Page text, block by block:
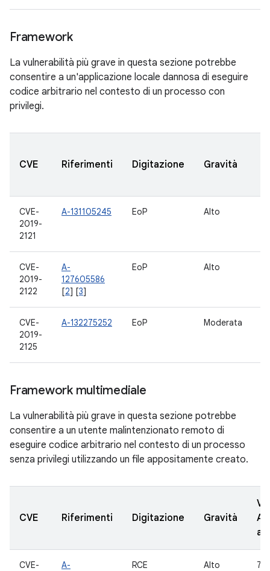
Framework
La vulnerabilità più grave in questa sezione potrebbe
consentire a un'applicazione locale dannosa di eseguire
codice arbitrario nel contesto di un processo con
privilegi.
CVE Riferimenti Digitazione Gravità
CVE-
2019-
2121
A-131105245 EoP Alto
CVE-
2019-
2122
A-
127605586
[2] [3]
EoP Alto
CVE-
2019-
2125
A-132275252 EoP Moderata
Framework multimediale
La vulnerabilità più grave in questa sezione potrebbe
consentire a un utente malintenzionato remoto di
eseguire codice arbitrario nel contesto di un processo
senza privilegi utilizzando un file appositamente creato.
CVE Riferimenti Digitazione Gravità
CVE-
A-
RCE Alto